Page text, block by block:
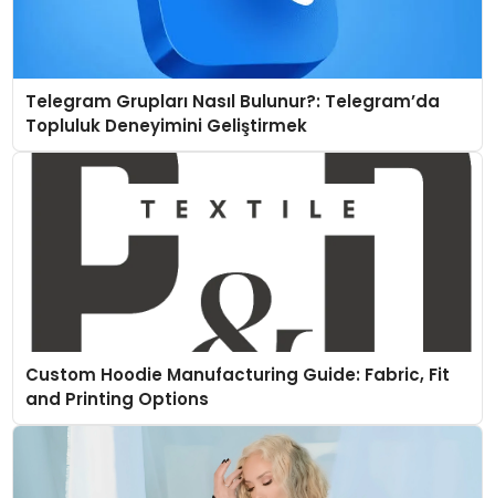
Telegram Grupları Nasıl Bulunur?: Telegram’da
Topluluk Deneyimini Geliştirmek
Custom Hoodie Manufacturing Guide: Fabric, Fit
and Printing Options